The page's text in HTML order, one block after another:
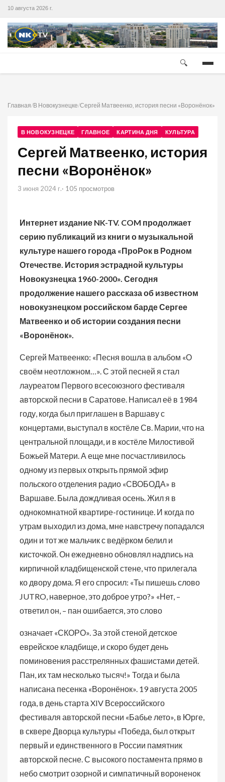
10 августа 2026 г.
🔍
Главная/В Новокузнецке/Сергей Матвеенко, история песни «Воронёнок»
В НОВОКУЗНЕЦКЕ ГЛАВНОЕ КАРТИНА ДНЯ КУЛЬТУРА
Сергей Матвеенко, история
песни «Воронёнок»
3 июня 2024 г.· 105 просмотров
Интернет издание NK-TV. COM продолжает
серию публикаций из книги о музыкальной
культуре нашего города «ПроРок в Родном
Отечестве. История эстрадной культуры
Новокузнецка 1960-2000». Сегодня
продолжение нашего рассказа об известном
новокузнецком российском барде Сергее
Матвеенко и об истории создания песни
«Воронёнок».
Сергей Матвеенко: «Песня вошла в альбом «О
своём неотложном…». С этой песней я стал
лауреатом Первого всесоюзного фестиваля
авторской песни в Саратове. Написал её в 1984
году, когда был приглашен в Варшаву с
концертами, выступал в костёле Св. Марии, что на
центральной площади, и в костёле Милостивой
Божьей Матери. А еще мне посчастливилось
одному из первых открыть прямой эфир
польского отделения радио «СВОБОДА» в
Варшаве. Была дождливая осень. Жил я в
однокомнатной квартире-гостинице. И когда по
утрам выходил из дома, мне навстречу попадался
один и тот же мальчик с ведёрком белил и
кисточкой. Он ежедневно обновлял надпись на
кирпичной кладбищенской стене, что прилегала
ко двору дома. Я его спросил: «Ты пишешь слово
JUTRO, наверное, это доброе утро?» «Нет, –
ответил он, – пан ошибается, это слово
означает «СКОРО». За этой стеной детское
еврейское кладбище, и скоро будет день
поминовения расстрелянных фашистами детей.
Пан, их там несколько тысяч!» Тогда и была
написана песенка «Воронёнок». 19 августа 2005
года, в день старта XIV Всероссийского
фестиваля авторской песни «Бабье лето», в Юрге,
в сквере Дворца культуры «Победа, был открыт
первый и единственного в России памятник
авторской песне. С высокого постамента прямо в
небо смотрит озорной и симпатичный вороненок